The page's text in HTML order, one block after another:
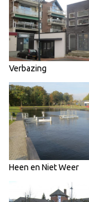
Verbazing
Heen en Niet Weer